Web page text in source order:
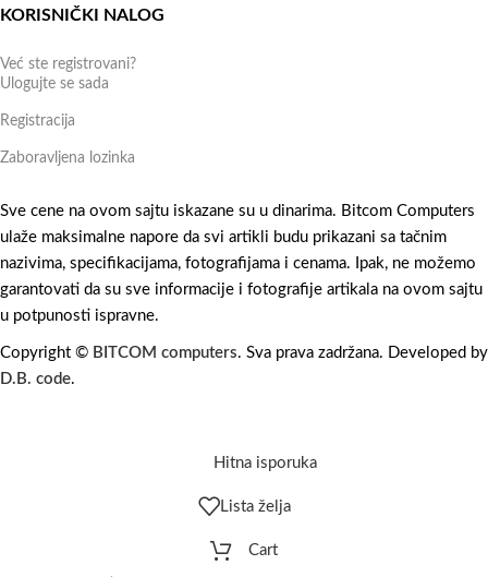
KORISNIČKI NALOG
Već ste registrovani?
Ulogujte se sada
Registracija
Zaboravljena lozinka
Sve cene na ovom sajtu iskazane su u dinarima. Bitcom Computers
ulaže maksimalne napore da svi artikli budu prikazani sa tačnim
nazivima, specifikacijama, fotografijama i cenama. Ipak, ne možemo
garantovati da su sve informacije i fotografije artikala na ovom sajtu
u potpunosti ispravne.
Copyright © BITCOM computers. Sva prava zadržana. Developed by
D.B. code.
Hitna isporuka
Lista želja
Cart